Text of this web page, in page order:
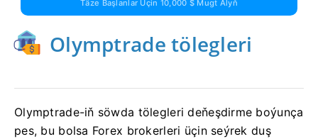
Täze Başlanlar Üçin 10,000 $ Mugt Alyň
Olymptrade tölegleri
Olymptrade-iň söwda tölegleri deňeşdirme boýunça
pes, bu bolsa Forex brokerleri üçin seýrek duş